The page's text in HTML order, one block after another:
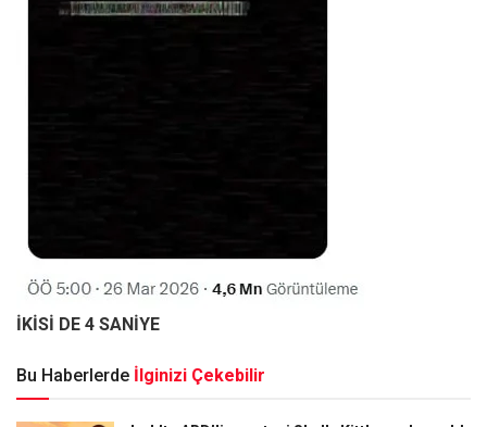
İKİSİ DE 4 SANİYE
Bu Haberlerde İlginizi Çekebilir